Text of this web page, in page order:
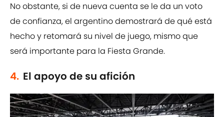
No obstante, si de nueva cuenta se le da un voto
de confianza, el argentino demostrará de qué está
hecho y retomará su nivel de juego, mismo que
será importante para la Fiesta Grande.
4. El apoyo de su afición